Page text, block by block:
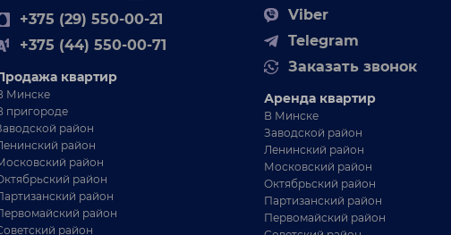
+375 (29) 550-00-21
+375 (44) 550-00-71
квартир
Минске
пригороде
район
район
район
район
район
район
район
Viber
Telegram
Заказать звонок
Аренда квартир
В Минске
Заводской район
Ленинский район
Московский район
Октябрьский район
Партизанский район
Первомайский район